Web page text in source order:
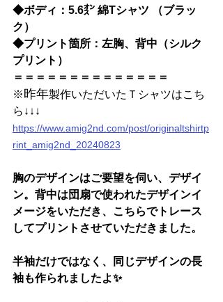
◆ボディ：5.6㌉ 綿Tシャツ （ブラッ
ク）
◆プリント箇所：左胸、背中（シルク
プリント）
＝＝＝＝＝＝＝＝＝＝＝＝＝＝
※昨年製作いただいたＴシャツはこち
ら↓↓↓
https://www.amig2nd.com/post/originaltshirtp
rint_amig2nd_20240823
胸のデザインはご要望を伺い、デザイ
ン。背中は団扇で使われたデザインイ
メージをいただき、こちらでトレース
してプリントさせていただきました。
半袖だけではなく、同じデザインの長
袖も作られましたよ✨